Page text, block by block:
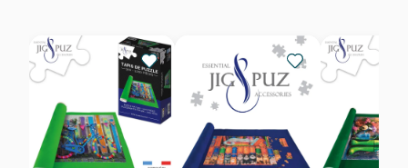
EAN 4005556866342
Nombre de pièces 60 pièces
Dimensions 36 x 26 cm